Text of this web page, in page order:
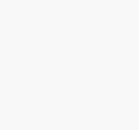
v podobě kapra či řízku s
k období Vánoc…